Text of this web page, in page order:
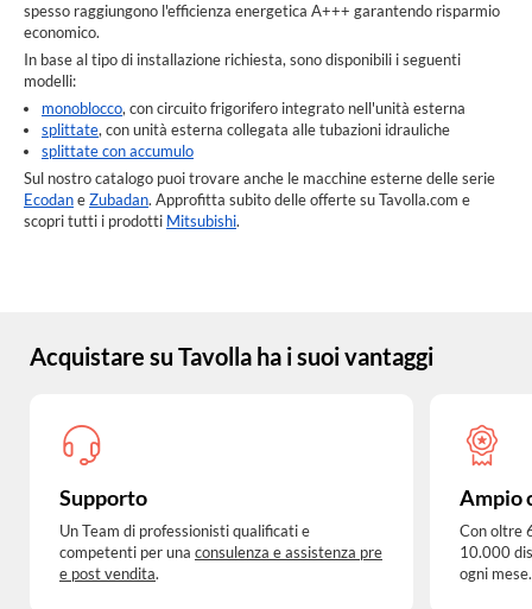
spesso raggiungono l'efficienza energetica A+++ garantendo risparmio
economico.
In base al tipo di installazione richiesta, sono disponibili i seguenti
modelli:
monoblocco, con circuito frigorifero integrato nell'unità esterna
splittate, con unità esterna collegata alle tubazioni idrauliche
splittate con accumulo
Sul nostro catalogo puoi trovare anche le macchine esterne delle serie
EcodaneZubadan. Approfitta subito delle offerte su Tavolla.com e
scopri tutti i prodotti Mitsubishi.
Acquistare su Tavolla ha i suoi vantaggi
Supporto
Un Team di professionisti qualificati e
competenti per una consulenza e assistenza pre
e post vendita.
Ampio
Con oltre
10.000
ogni mese.